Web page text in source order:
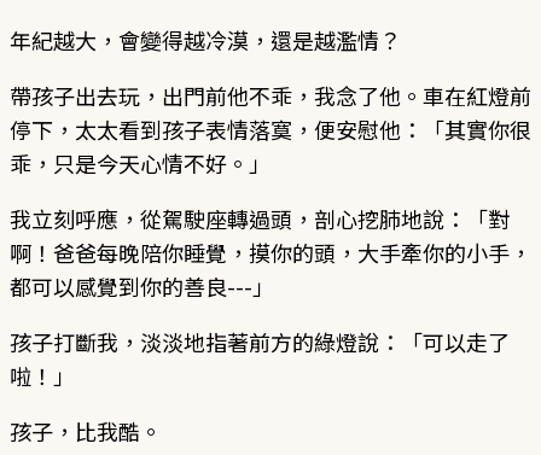
年紀越大，會變得越冷漠，還是越濫情？
帶孩子出去玩，出門前他不乖，我念了他。車在紅燈前
停下，太太看到孩子表情落寞，便安慰他：「其實你很
乖，只是今天心情不好。」
我立刻呼應，從駕駛座轉過頭，剖心挖肺地說：「對
啊！爸爸每晚陪你睡覺，摸你的頭，大手牽你的小手，
都可以感覺到你的善良---」
孩子打斷我，淡淡地指著前方的綠燈說：「可以走了
啦！」
孩子，比我酷。